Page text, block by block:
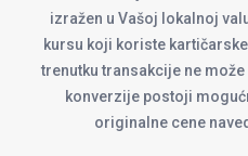
izražen u Vašoj lokalnoj
kursu koji koriste
trenutku transakcije ne
konverzije postoji
originalne cene